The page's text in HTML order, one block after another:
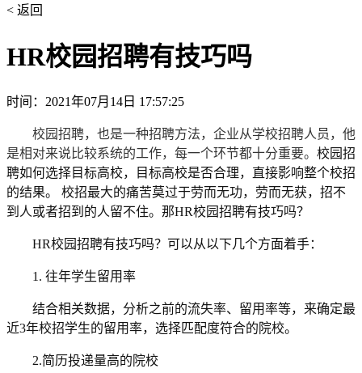
< 返回
HR校园招聘有技巧吗
时间：2021年07月14日 17:57:25
校园招聘，也是一种招聘方法，企业从学校招聘人员，他
是相对来说比较系统的工作，每一个环节都十分重要。 校园招
聘如何选择目标高校，目标高校是否合理，直接影响整个校招
的结果。
校招最大的痛苦莫过于劳而无功，劳而无获，招不
到人或者招到的人留不住。那HR校园招聘有技巧吗？
HR校园招聘有技巧吗？可以从以下几个方面着手：
1. 往年学生留用率
结合相关数据，分析之前的流失率、留用率等，来确定最
近3年校招学生的留用率，选择匹配度符合的院校。
2.简历投递量高的院校